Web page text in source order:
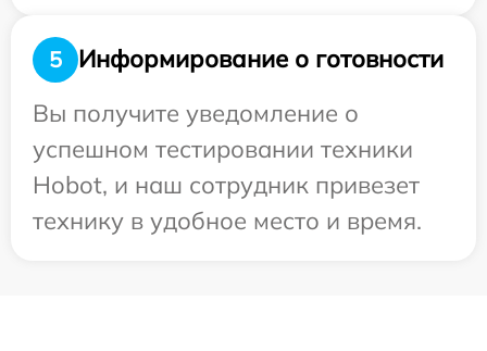
5
Информирование о готовности
Вы получите уведомление о
успешном тестировании техники
Hobot, и наш сотрудник привезет
технику в удобное место и время.